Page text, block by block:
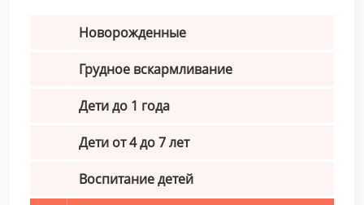
Новорожденные
Грудное вскармливание
Дети до 1 года
Дети от 4 до 7 лет
Воспитание детей